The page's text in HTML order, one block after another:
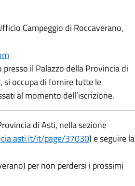
Campeggio di Roccaverano,
il Palazzo della Provincia di
si occupa di fornire tutte le
al momento dell’iscrizione.
di Asti, nella sezione
it/page/37030) e seguire la
per non perdersi i prossimi